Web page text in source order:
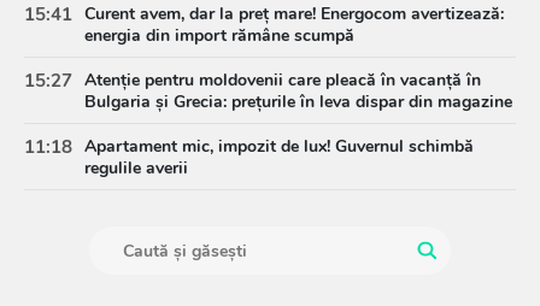
15:41 Curent avem, dar la preț mare! Energocom avertizează:
energia din import rămâne scumpă
15:27 Atenție pentru moldovenii care pleacă în vacanță în
Bulgaria și Grecia: prețurile în leva dispar din magazine
11:18 Apartament mic, impozit de lux! Guvernul schimbă
regulile averii